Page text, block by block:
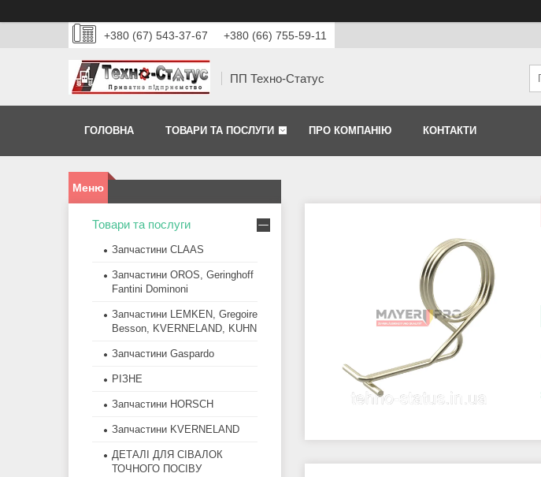
+380 (67) 543-37-67 +380 (66) 755-59-11
ПП Техно-Статус
ГОЛОВНА ТОВАРИ ТА ПОСЛУГИ ПРО КОМПАНІЮ КОНТАКТИ
Товари та послуги
Запчастини CLAAS
Запчастини OROS, Geringhoff
Fantini Dominoni
Запчастини LEMKEN, Gregoire
Besson, KVERNELAND, KUHN
Запчастини Gaspardo
РІЗНЕ
Запчастини HORSCH
Запчастини KVERNELAND
ДЕТАЛІ ДЛЯ СІВАЛОК
ТОЧНОГО ПОСІВУ